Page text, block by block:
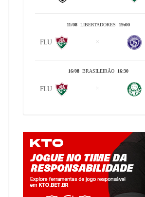
11/08 LIBERTADORES 19:00
FLU
16/08 BRASILEIRÃO 16:30
FLU